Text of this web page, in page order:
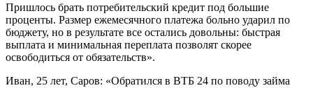
Пришлось брать потребительский кредит под большие
проценты. Размер ежемесячного платежа больно ударил по
бюджету, но в результате все остались довольны: быстрая
выплата и минимальная переплата позволят скорее
освободиться от обязательств».
Иван, 25 лет, Саров: «Обратился в ВТБ 24 по поводу займа